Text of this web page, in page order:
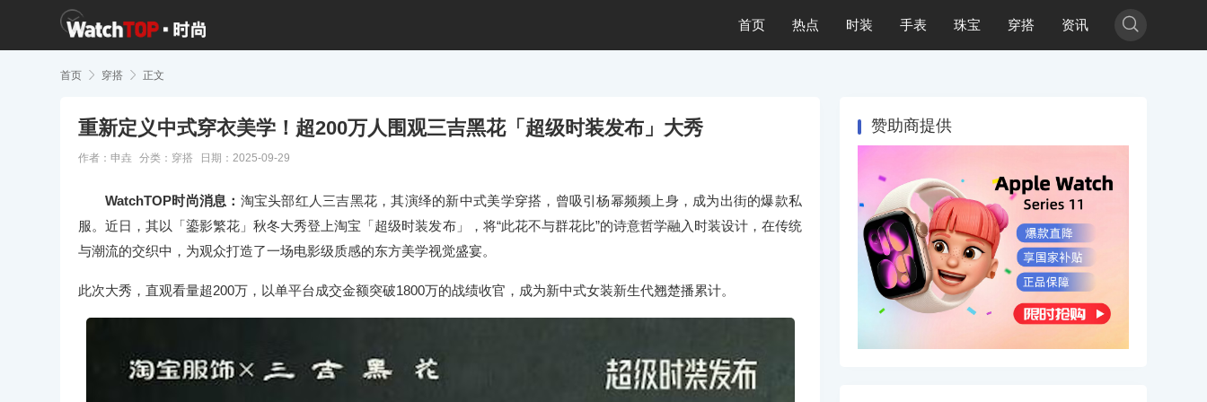
首页 热点 时装 手表 珠宝 穿搭 资讯 
首页  穿搭  正文
重新定义中式穿衣美学！超200万人围观三吉黑花「超级时装发布」大秀
作者：申垚 分类： 穿搭 日期：2025-09-29
WatchTOP时尚消息： 淘宝头部红人三吉黑花，其演绎的新中式美学穿搭，曾吸引杨幂频频上身，成为出街的爆款私
服。近日，其以「鎏影繁花」秋冬大秀登上淘宝「超级时装发布」，将“此花不与群花比”的诗意哲学融入时装设计，在传统
与潮流的交织中，为观众打造了一场电影级质感的东方美学视觉盛宴。
此次大秀，直观看量超200万，以单平台成交金额突破1800万的战绩收官，成为新中式女装新生代翘楚播累计。
赞助商提供